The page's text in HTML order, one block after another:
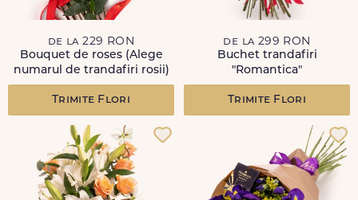
de la 229 RON
Bouquet de roses (Alege
numarul de trandafiri rosii)
Trimite Flori
de la 299 RON
Buchet trandafiri
"Romantica"
Trimite Flori